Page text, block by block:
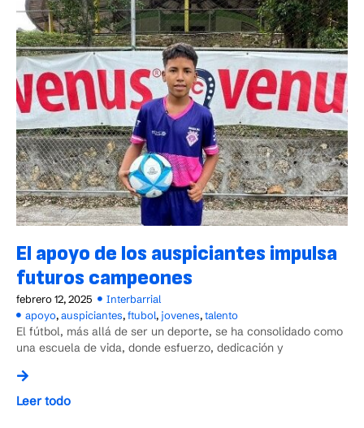
El apoyo de los auspiciantes impulsa
futuros campeones
febrero 12, 2025
Interbarrial
apoyo,auspiciantes,ftubol, jovenes,talento
El fútbol, más allá de ser un deporte, se ha consolidado como
una escuela de vida, donde esfuerzo, dedicación y
Leer todo